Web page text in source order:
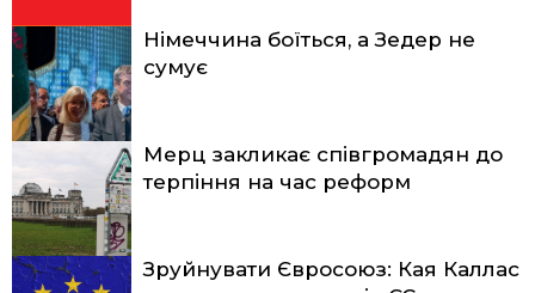
Німеччина боїться, а Зедер не
сумує
Мерц закликає співгромадян до
терпіння на час реформ
Зруйнувати Євросоюз: Кая Каллас